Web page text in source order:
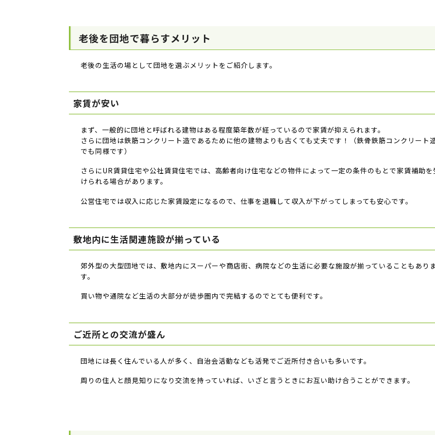
老後を団地で暮らすメリット
老後の生活の場として団地を選ぶメリットをご紹介します。
家賃が安い
まず、一般的に団地と呼ばれる建物はある程度築年数が経っているので家賃が抑えられます。
さらに団地は鉄筋コンクリート造であるために他の建物よりも古くても丈夫です！（鉄骨鉄筋コンクリート
でも同様です）
さらにUR賃貸住宅や公社賃貸住宅では、高齢者向け住宅などの物件によって一定の条件のもとで家賃補助を
けられる場合があります。
公営住宅では収入に応じた家賃設定になるので、仕事を退職して収入が下がってしまっても安心です。
敷地内に生活関連施設が揃っている
郊外型の大型団地では、敷地内にスーパーや商店街、病院などの生活に必要な施設が揃っていることもあり
す。
買い物や通院など生活の大部分が徒歩圏内で完結するのでとても便利です。
ご近所との交流が盛ん
団地には長く住んでいる人が多く、自治会活動なども活発でご近所付き合いも多いです。
周りの住人と顔見知りになり交流を持っていれば、いざと言うときにお互い助け合うことができます。